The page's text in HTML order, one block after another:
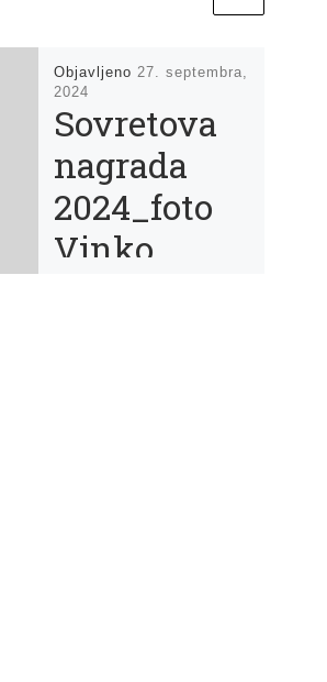
Objavljeno27. septembra,
2024
Sovretova
nagrada
2024_foto
Vinko